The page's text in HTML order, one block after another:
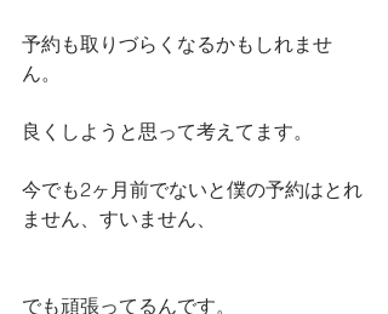
予約も取りづらくなるかもしれませ
ん。
良くしようと思って考えてます。
今でも2ヶ月前でないと僕の予約はとれ
ません、すいません、
でも頑張ってるんです。